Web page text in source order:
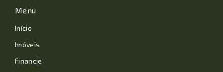
Menu
Início
Imóveis
Financie